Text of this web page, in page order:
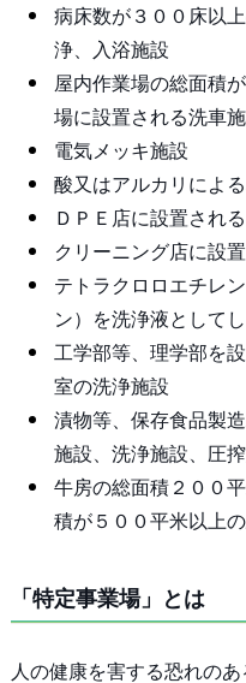
病床数が３００床以
浄、入浴施設
屋内作業場の総面積
場に設置される洗車
電気メッキ施設
酸又はアルカリによ
ＤＰＥ店に設置され
クリーニング店に設
テトラクロロエチレ
ン）を洗浄液として
工学部等、理学部を
室の洗浄施設
漬物等、保存食品製
施設、洗浄施設、圧
牛房の総面積２００
積が５００平米以上
「特定事業場」とは
人の健康を害する恐れの